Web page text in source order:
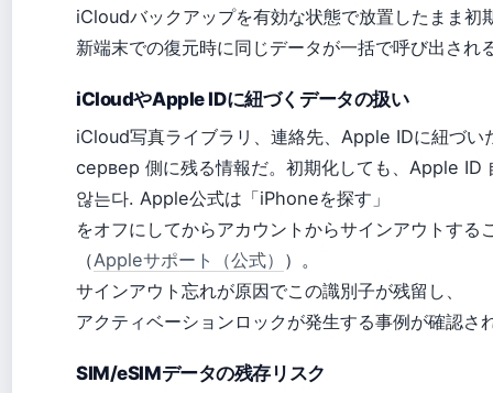
iCloudバックアップを有効な状態で放置したまま初
新端末での復元時に同じデータが一括で呼び出され
iCloudやApple IDに紐づくデータの扱い
iCloud写真ライブラリ、連絡先、Apple IDに紐づい
сервер 側に残る情報だ。初期化しても、Apple ID
않는다. Apple公式は「iPhoneを探す」
をオフにしてからアカウントからサインアウトする
（Appleサポート（公式） ）。
サインアウト忘れが原因でこの識別子が残留し、
アクティベーションロックが発生する事例が確認さ
SIM/eSIMデータの残存リスク